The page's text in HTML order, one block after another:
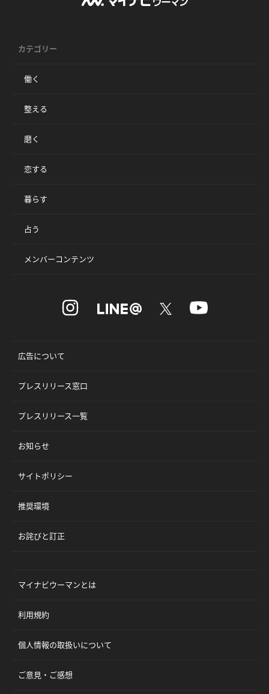
カテゴリー
働く
整える
磨く
恋する
暮らす
占う
メンバーコンテンツ
広告について
プレスリリース窓口
プレスリリース一覧
お知らせ
サイトポリシー
推奨環境
お詫びと訂正
マイナビウーマンとは
利用規約
個人情報の取扱いについて
ご意見・ご感想